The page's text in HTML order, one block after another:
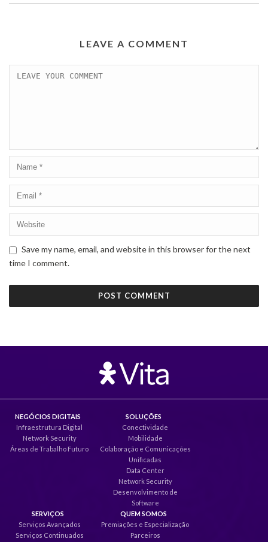
LEAVE A COMMENT
Save my name, email, and website in this browser for the next
time I comment.
NEGÓCIOS DIGITAIS
Infraestrutura Digital
Network Security
Áreas de Trabalho Futuro
SOLUÇÕES
Conectividade
Mobilidade
Colaboração e Comunicações
Unificadas
Data Center
Network Security
Desenvolvimento de
Software
SERVIÇOS
Serviços Avançados
Serviços Continuados
QUEM SOMOS
Premiações e Especialização
Parceiros